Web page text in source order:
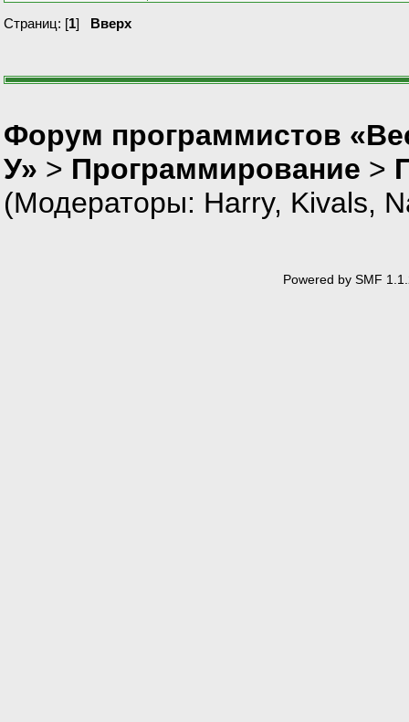
Страниц: [1] Вверх
Форум программистов
У» > Программирование >
(Модераторы: Harry, Kivals,
Powered by SMF